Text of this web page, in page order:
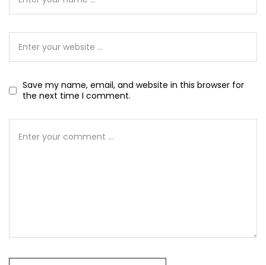
Save my name, email, and website in this browser for
the next time I comment.